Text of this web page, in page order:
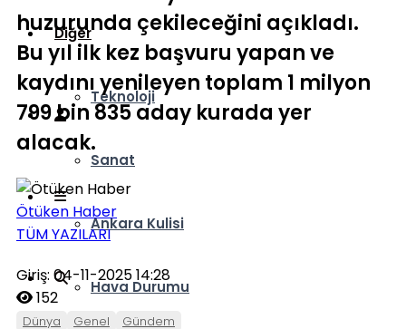
Diğer
Teknoloji
Sanat
Ankara Kulisi
Hava Durumu
huzurunda çekileceğini açıkladı.
Bu yıl ilk kez başvuru yapan ve
kaydını yenileyen toplam 1 milyon
799 bin 835 aday kurada yer
alacak.
Ötüken Haber
TÜM YAZILARI
Giriş: 04-11-2025 14:28
152
Dünya Genel Gündem